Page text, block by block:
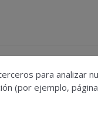
para analizar
(por ejemplo,